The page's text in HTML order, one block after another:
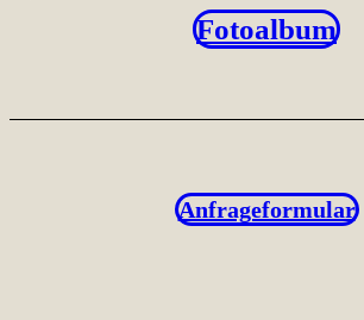
Fotoalbum
Anfrageformular